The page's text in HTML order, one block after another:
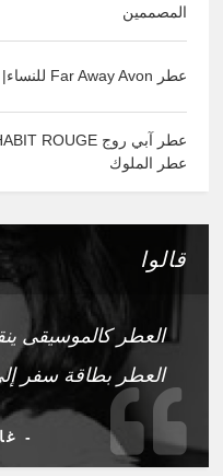
المصممين
عطر Far Away Avon للنساء| رحلة زهرية لامرأة شرقية
عطر الملوك
قالوا
العطر كالموسيقى
العطر بطاقة سفر
-